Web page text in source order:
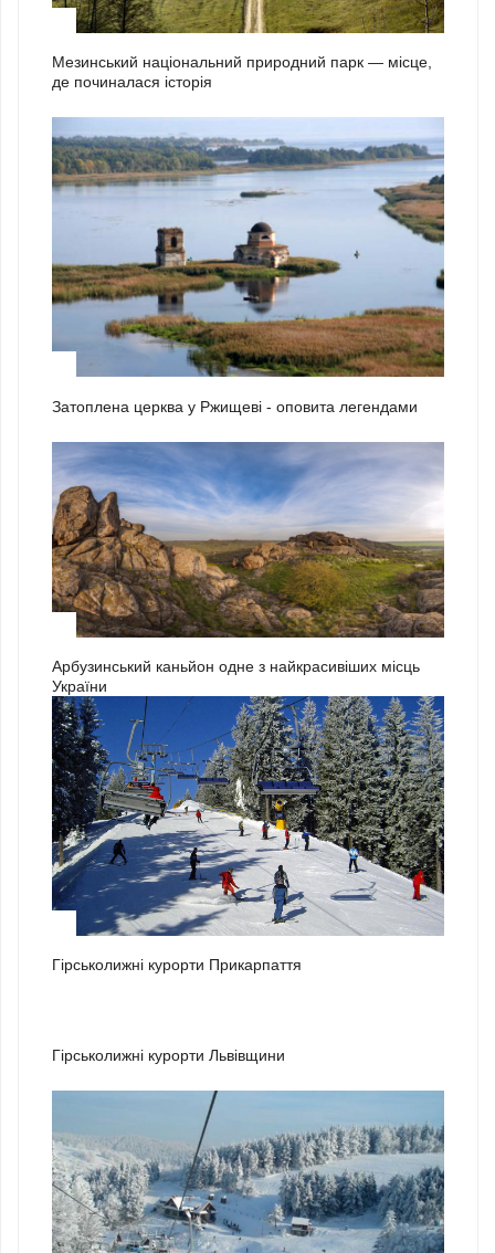
Мезинський національний природний парк — місце,
де починалася історія
Затоплена церква у Ржищеві - оповита легендами
Арбузинський каньйон одне з найкрасивіших місць
України
Гірськолижні курорти Прикарпаття
Гірськолижні курорти Львівщини